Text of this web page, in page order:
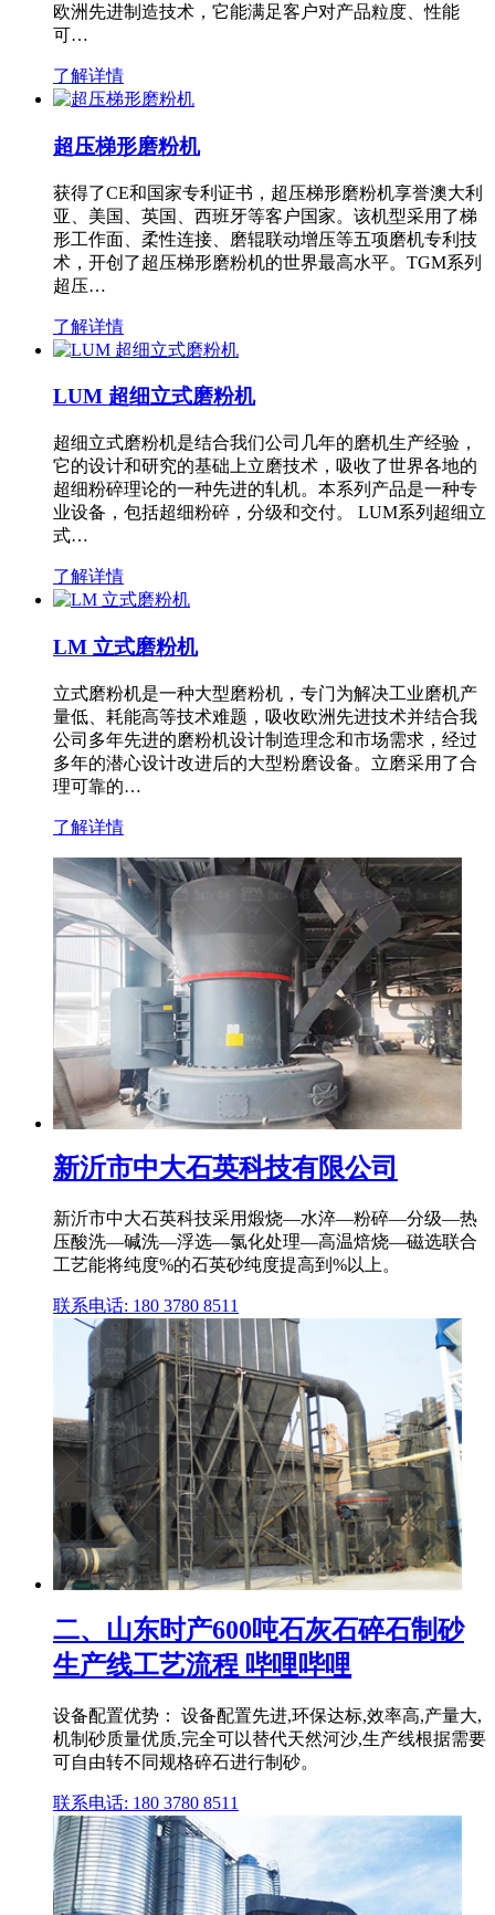
欧洲先进制造技术，它能满足客户对产品粒度、性能
可…
了解详情
超压梯形磨粉机
获得了CE和国家专利证书，超压梯形磨粉机享誉澳大利
亚、美国、英国、西班牙等客户国家。该机型采用了梯
形工作面、柔性连接、磨辊联动增压等五项磨机专利技
术，开创了超压梯形磨粉机的世界最高水平。TGM系列
超压…
了解详情
LUM 超细立式磨粉机
超细立式磨粉机是结合我们公司几年的磨机生产经验，
它的设计和研究的基础上立磨技术，吸收了世界各地的
超细粉碎理论的一种先进的轧机。本系列产品是一种专
业设备，包括超细粉碎，分级和交付。 LUM系列超细立
式…
了解详情
LM 立式磨粉机
立式磨粉机是一种大型磨粉机，专门为解决工业磨机产
量低、耗能高等技术难题，吸收欧洲先进技术并结合我
公司多年先进的磨粉机设计制造理念和市场需求，经过
多年的潜心设计改进后的大型粉磨设备。立磨采用了合
理可靠的…
了解详情
新沂市中大石英科技有限公司
新沂市中大石英科技采用煅烧—水淬—粉碎—分级—热
压酸洗—碱洗—浮选—氯化处理—高温焙烧—磁选联合
工艺能将纯度%的石英砂纯度提高到%以上。
联系电话: 180 3780 8511
二、山东时产600吨石灰石碎石制砂
生产线工艺流程 哔哩哔哩
设备配置优势： 设备配置先进,环保达标,效率高,产量大,
机制砂质量优质,完全可以替代天然河沙,生产线根据需要
可自由转不同规格碎石进行制砂。
联系电话: 180 3780 8511